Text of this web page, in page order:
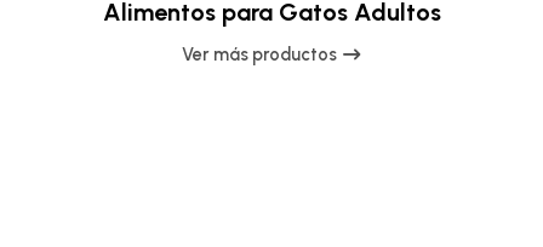
Alimentos para Gatos Adultos
Ver más productos